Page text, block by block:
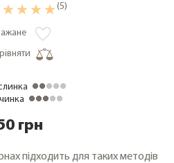
(5)
грн
підходить для таких методів